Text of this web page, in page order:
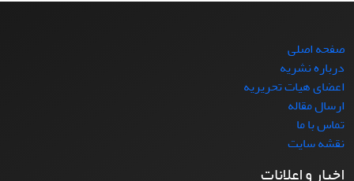
صفحه اصلی
درباره نشریه
اعضای هیات تحریریه
ارسال مقاله
تماس با ما
نقشه سایت
اخبار و اعلانات